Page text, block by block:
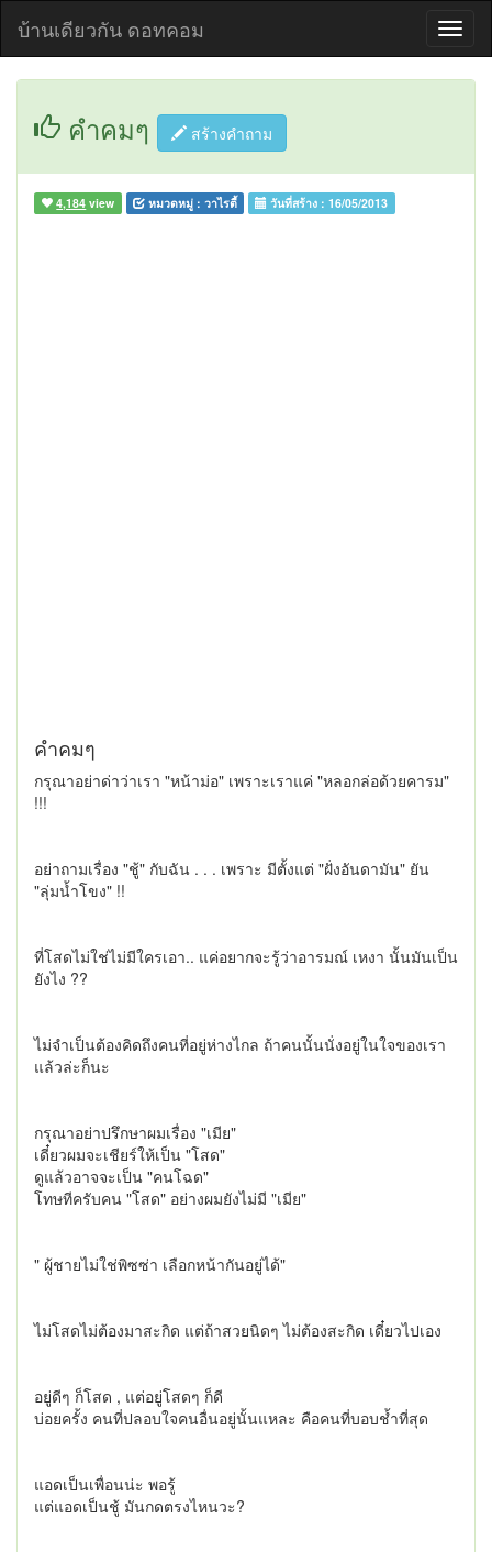
บ้านเดียวกัน ดอทคอม
คำคมๆ สร้างคำถาม
4,184 view หมวดหมู่ : วาไรตี้ วันที่สร้าง :16/05/2013
คำคมๆ
กรุณาอย่าด่าว่าเรา "หน้าม่อ" เพราะเราแค่ "หลอกล่อด้วยคารม"
!!!
อย่าถามเรื่อง "ชู้" กับฉัน . . . เพราะ มีตั้งแต่ "ฝั่งอันดามัน" ยัน
"ลุ่มน้ำโขง" !!
ที่โสดไม่ใช่ไม่มีใครเอา.. แค่อยากจะรู้ว่าอารมณ์ เหงา นั้นมันเป็น
ยังไง ??
ไม่จำเป็นต้องคิดถึงคนที่อยู่ห่างไกล ถ้าคนนั้นนั่งอยู่ในใจของเรา
แล้วล่ะก็นะ
กรุณาอย่าปรึกษาผมเรื่อง "เมีย"
เดี๋ยวผมจะเชียร์ให้เป็น "โสด"
ดูแล้วอาจจะเป็น "คนโฉด"
โทษทีครับคน "โสด" อย่างผมยังไม่มี "เมีย"
" ผู้ชายไม่ใช่พิซซ่า เลือกหน้ากันอยู่ได้"
ไม่โสดไม่ต้องมาสะกิด แต่ถ้าสวยนิดๆ ไม่ต้องสะกิด เดี๋ยวไปเอง
อยู่ดีๆ ก็โสด , แต่อยู่โสดๆ ก็ดี
บ่อยครั้ง คนที่ปลอบใจคนอื่นอยู่นั้นแหละ คือคนที่บอบช้ำที่สุด
แอดเป็นเพื่อนน่ะ พอรู้
แต่แอดเป็นชู้ มันกดตรงไหนวะ?